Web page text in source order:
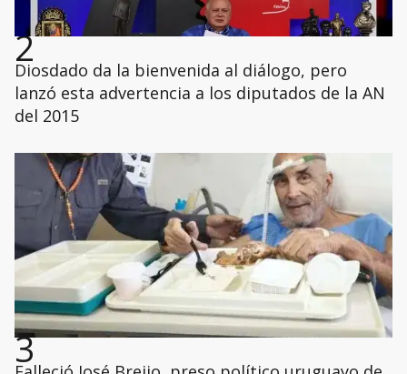
2
Diosdado da la bienvenida al diálogo, pero
lanzó esta advertencia a los diputados de la AN
del 2015
3